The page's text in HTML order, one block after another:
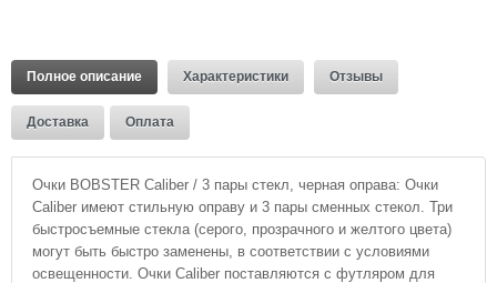
Полное описание Характеристики Отзывы
Доставка Оплата
Очки BOBSTER Caliber / 3 пары стекл, черная оправа: Очки
Caliber имеют стильную оправу и 3 пары сменных стекол. Три
быстросъемные стекла (серого, прозрачного и желтого цвета)
могут быть быстро заменены, в соответствии с условиями
освещенности. Очки Caliber поставляются с футляром для